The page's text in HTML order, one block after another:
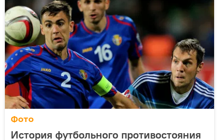
Фото
История футбольного противостояния